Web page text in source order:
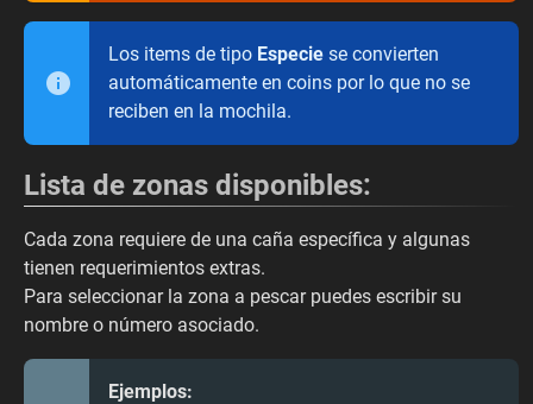
Los items de tipo Especie se convierten
automáticamente en coins por lo que no se
reciben en la mochila.
Lista de zonas disponibles:
Cada zona requiere de una caña específica y algunas
tienen requerimientos extras.
Para seleccionar la zona a pescar puedes escribir su
nombre o número asociado.
Ejemplos: